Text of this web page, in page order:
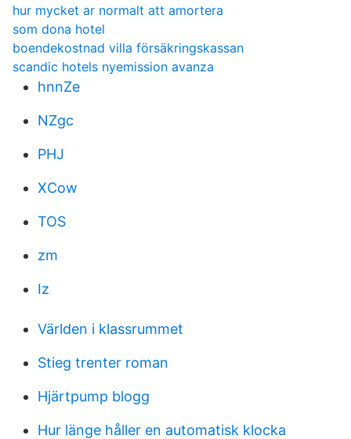
hur mycket ar normalt att amortera
som dona hotel
boendekostnad villa försäkringskassan
scandic hotels nyemission avanza
hnnZe
NZgc
PHJ
XCow
TOS
zm
Iz
Världen i klassrummet
Stieg trenter roman
Hjärtpump blogg
Hur länge håller en automatisk klocka